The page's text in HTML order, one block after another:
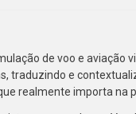
de voo e aviação
traduzindo e
realmente importa na